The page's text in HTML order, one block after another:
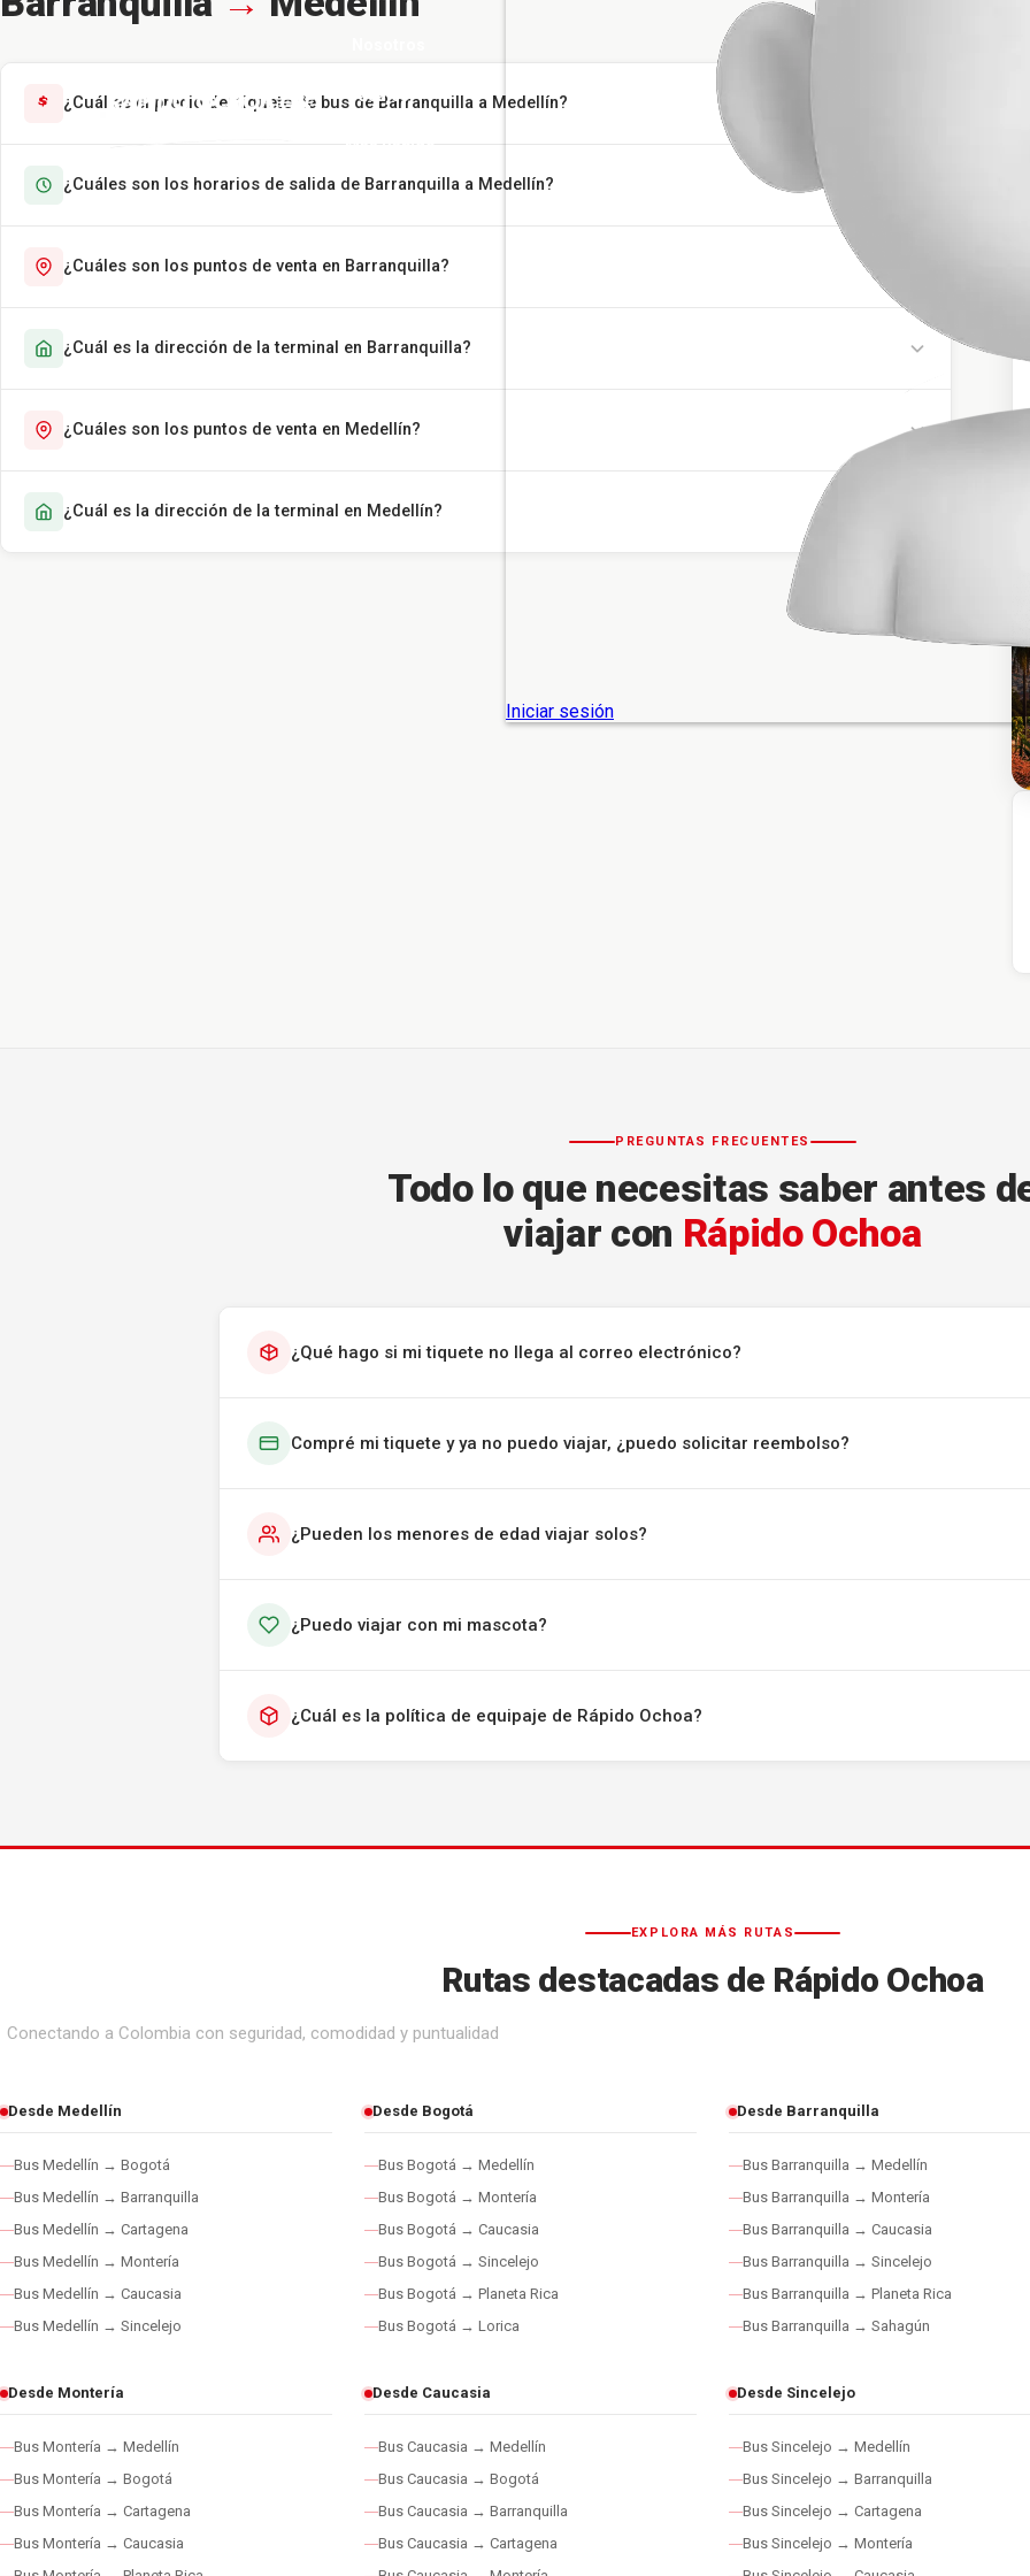
Pasajes
Encomiendas
¿Cuál es el precio del tiquete de bus de Barranquilla a Medellín?
¿Cuáles son los horarios de salida de Barranquilla a Medellín?
¿Cuáles son los puntos de venta en Barranquilla?
¿Cuál es la dirección de la terminal en Barranquilla?
¿Cuáles son los puntos de venta en Medellín?
¿Cuál es la dirección de la terminal en Medellín?
PREGUNTAS FRECUENTES
Todo lo que necesitas saber antes
viajar con Rápido Ochoa
¿Qué hago si mi tiquete no llega al correo electrónico?
Compré mi tiquete y ya no puedo viajar, ¿puedo solicitar reembolso?
¿Pueden los menores de edad viajar solos?
¿Puedo viajar con mi mascota?
¿Cuál es la política de equipaje de Rápido Ochoa?
EXPLORA MÁS RUTAS
Rutas destacadas de Rápido Ochoa
Conectando a Colombia con seguridad, comodidad y puntualidad
Desde Medellín
Bus Medellín → Bogotá
Bus Medellín → Barranquilla
Bus Medellín → Cartagena
Bus Medellín → Montería
Bus Medellín → Caucasia
Bus Medellín → Sincelejo
Desde Bogotá
Bus Bogotá → Medellín
Bus Bogotá → Montería
Bus Bogotá → Caucasia
Bus Bogotá → Sincelejo
Bus Bogotá → Planeta Rica
Bus Bogotá → Lorica
Desde Barranquilla
Bus Barranquilla → Medellín
Bus Barranquilla → Montería
Bus Barranquilla → Caucasia
Bus Barranquilla → Sincelejo
Bus Barranquilla → Planeta Rica
Bus Barranquilla → Sahagún
Desde Montería
Bus Montería → Medellín
Bus Montería → Bogotá
Bus Montería → Cartagena
Bus Montería → Caucasia
Desde Caucasia
Bus Caucasia → Medellín
Bus Caucasia → Bogotá
Bus Caucasia → Barranquilla
Bus Caucasia → Cartagena
Desde Sincelejo
Bus Sincelejo → Medellín
Bus Sincelejo → Barranquilla
Bus Sincelejo → Cartagena
Bus Sincelejo → Montería